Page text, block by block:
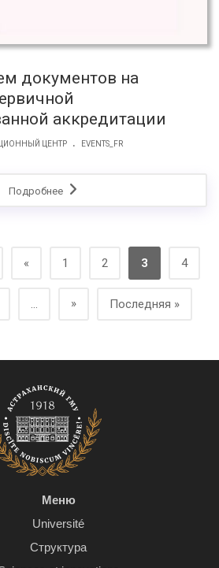
документов на
аккредитации
ЦЕНТР . EVENTS_FR
Подробнее
« 1 2 3 4
... » Последняя »
Меню
Université
Структура